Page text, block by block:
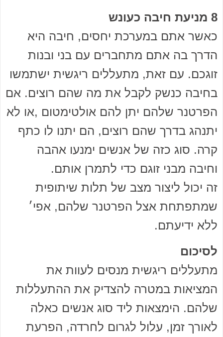
8 מניעת חיבה כעונש
כאשר אתם במערכת יחסים, חיבה היא
הדרך בה אתם מתחברים עם בני ובנות
זוגכם. עם זאת, מתעללים ריגשית ישתמשו
בחיבה כנשק לקבל את מה שהם רוצים. אם
הפרטנר שלהם יתן להם אולטימטום ,או לא
יתנהג בדרך שהם רוצים, הם יתנו לו כתף
קרה. סוג כזה של אנשים ימנעו אהבה
וחיבה מבני זוגם כדי לתמרן אותם.
זה יכול ליצור מצב של תלות שיתופית
שמתפתחת אצל הפרטנר שלהם, אפי׳
ללא ידיעתם.
לסיכום
מתעללים ריגשית מנסים לעוות את
המציאות במטרה להצדיק את ההתעללות
שלהם. הימצאות ליד סוג אנשים כאלה
לאורך זמן, עלול לגרום לחרדה, הפרעת